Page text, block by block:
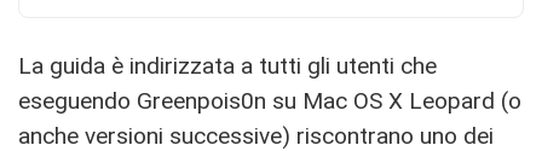
La guida è indirizzata a tutti gli utenti che
eseguendo Greenpois0n su Mac OS X Leopard (o
anche versioni successive) riscontrano uno dei